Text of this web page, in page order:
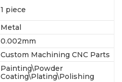
1 piece
Metal
0.002mm
Custom Machining CNC Parts
Painting\Powder
Coating\Plating\Polishing